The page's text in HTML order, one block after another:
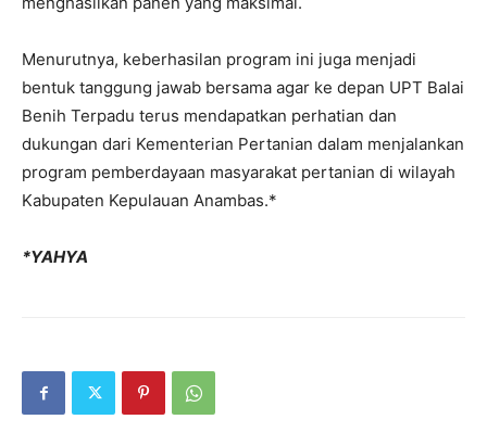
Menurutnya, keberhasilan program ini juga menjadi
bentuk tanggung jawab bersama agar ke depan UPT Balai
Benih Terpadu terus mendapatkan perhatian dan
dukungan dari Kementerian Pertanian dalam menjalankan
program pemberdayaan masyarakat pertanian di wilayah
Kabupaten Kepulauan Anambas.*
*YAHYA